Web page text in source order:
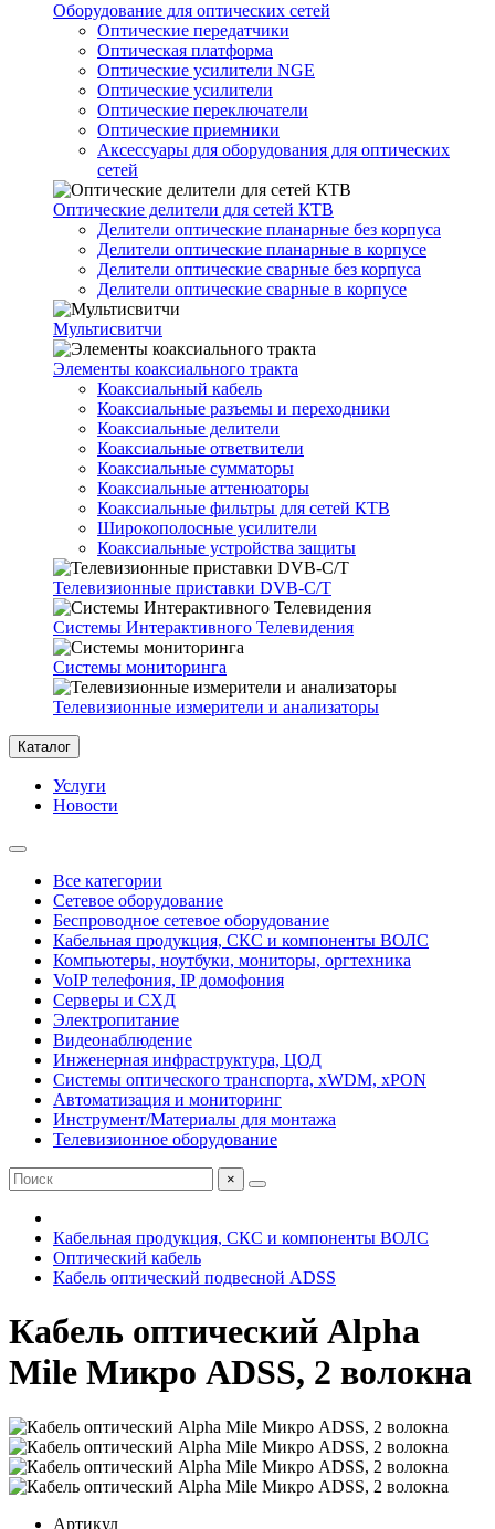
Оборудование для оптических сетей
Оптические передатчики
Оптическая платформа
Оптические усилители NGE
Оптические усилители
Оптические переключатели
Оптические приемники
Аксессуары для оборудования для оптических
сетей
Оптические делители для сетей КТВ
Делители оптические планарные без корпуса
Делители оптические планарные в корпусе
Делители оптические сварные без корпуса
Делители оптические сварные в корпусе
Мультисвитчи
Элементы коаксиального тракта
Коаксиальный кабель
Коаксиальные разъемы и переходники
Коаксиальные делители
Коаксиальные ответвители
Коаксиальные сумматоры
Коаксиальные аттенюаторы
Коаксиальные фильтры для сетей КТВ
Широкополосные усилители
Коаксиальные устройства защиты
Телевизионные приставки DVB-C/T
Системы Интерактивного Телевидения
Системы мониторинга
Телевизионные измерители и анализаторы
Каталог
Услуги
Новости
Все категории
Сетевое оборудование
Беспроводное сетевое оборудование
Кабельная продукция, СКС и компоненты ВОЛС
Компьютеры, ноутбуки, мониторы, оргтехника
VoIP телефония, IP домофония
Серверы и СХД
Электропитание
Видеонаблюдение
Инженерная инфраструктура, ЦОД
Системы оптического транспорта, xWDM, xPON
Автоматизация и мониторинг
Инструмент/Материалы для монтажа
Телевизионное оборудование
×
Кабельная продукция, СКС и компоненты ВОЛС
Оптический кабель
Кабель оптический подвесной ADSS
Кабель оптический Alpha
Mile Микро ADSS, 2 волокна
Артикул